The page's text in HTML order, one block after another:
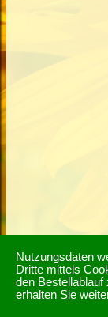
Nutzungsdaten
Dritte mittels
den
erhalten Sie